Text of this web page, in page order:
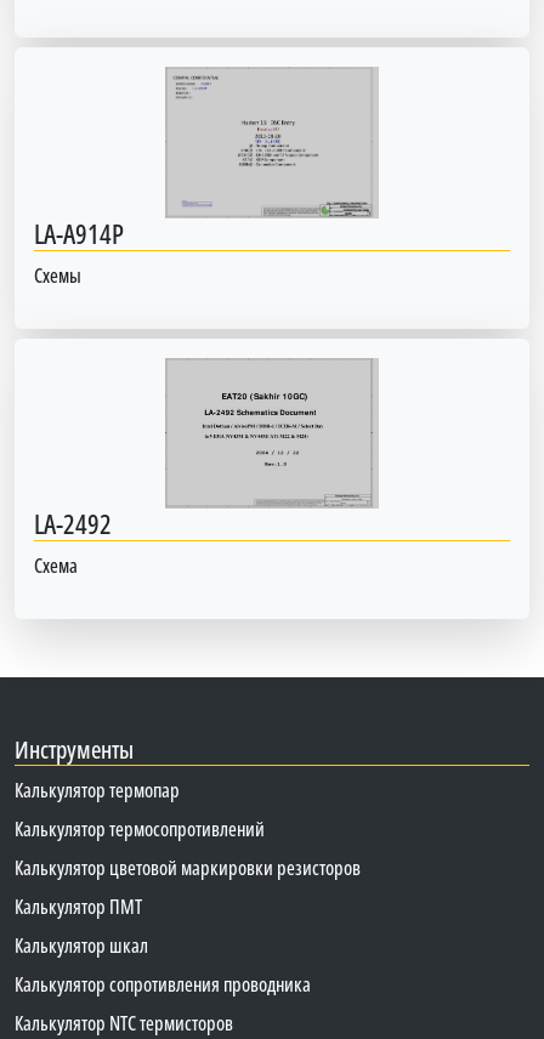
LA-A914P
Схемы
LA-2492
Схема
Инструменты
Калькулятор термопар
Калькулятор термосопротивлений
Калькулятор цветовой маркировки резисторов
Калькулятор ПМТ
Калькулятор шкал
Калькулятор сопротивления проводника
Калькулятор NTC термисторов